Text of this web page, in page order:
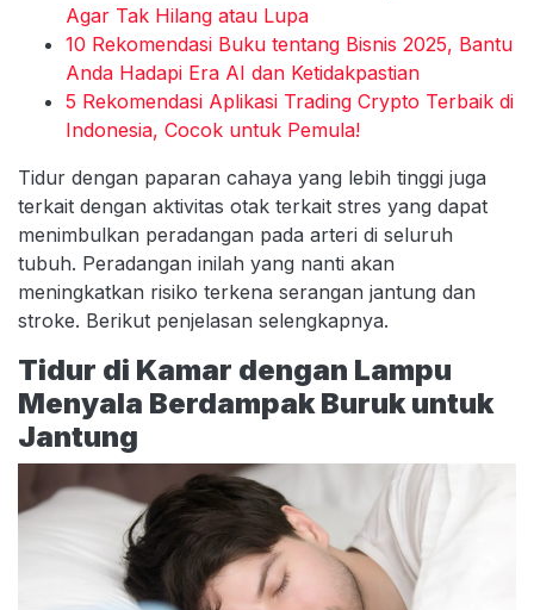
Agar Tak Hilang atau Lupa
10 Rekomendasi Buku tentang Bisnis 2025, Bantu
Anda Hadapi Era AI dan Ketidakpastian
5 Rekomendasi Aplikasi Trading Crypto Terbaik di
Indonesia, Cocok untuk Pemula!
Tidur dengan paparan cahaya yang lebih tinggi juga
terkait dengan aktivitas otak terkait stres yang dapat
menimbulkan peradangan pada arteri di seluruh
tubuh. Peradangan inilah yang nanti akan
meningkatkan risiko terkena serangan jantung dan
stroke. Berikut penjelasan selengkapnya.
Tidur di Kamar dengan Lampu
Menyala Berdampak Buruk untuk
Jantung